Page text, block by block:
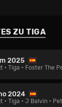
ZU TIGA
2025
• Tiga • Foster The
2024
• Tiga • J Balvin •